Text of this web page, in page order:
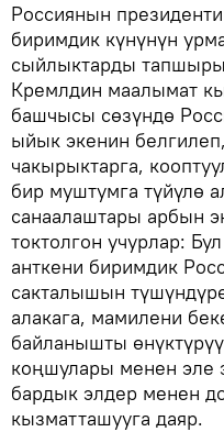
Россиянын
биримдик күнүнүн
сыйлыктарды
Кремлдин маалымат
башчысы сөзүндө
ыйык экенин
чакырыктарга,
бир муштумга түйүлө
санаалаштары арбын
токтолгон учурлар:
анткени биримдик
сакталышын
алакага, мамилени
байланышты
коңшулары менен эле
бардык элдер менен
кызматташууга даяр.